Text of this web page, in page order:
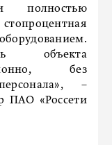
полностью
объекта
без
–
ПАО «Россети